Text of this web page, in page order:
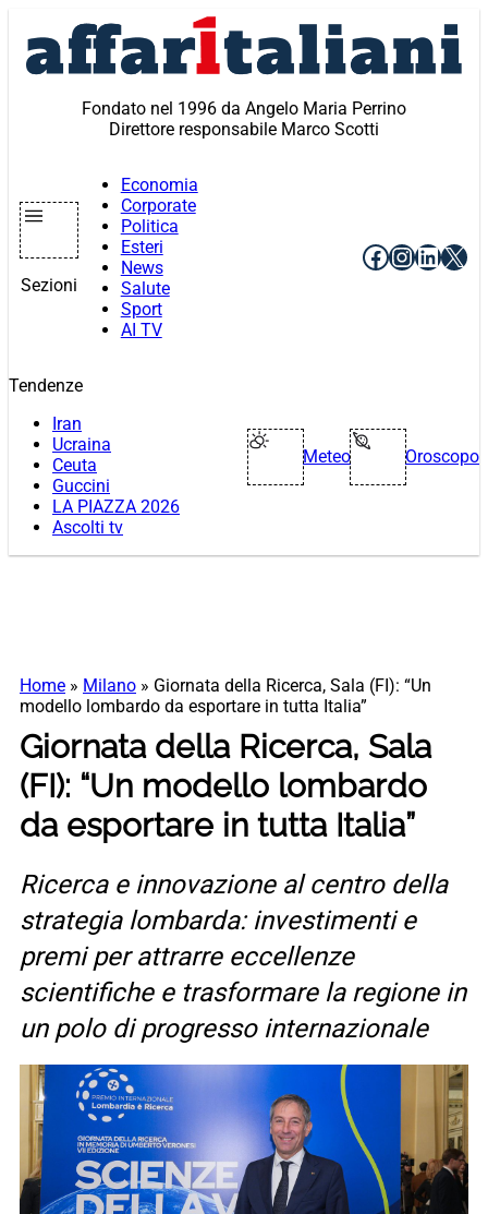
contenuto
Fondato nel 1996 da Angelo Maria Perrino
Direttore responsabile Marco Scotti
Sezioni
Economia
Corporate
Politica
Esteri
News
Salute
Sport
AI TV
Facebook
X
Tendenze
Iran
Ucraina
Ceuta
Guccini
LA PIAZZA 2026
Ascolti tv
Meteo Oroscopo
Home » Milano » Giornata della Ricerca, Sala (FI): “Un
modello lombardo da esportare in tutta Italia”
Giornata della Ricerca, Sala
(FI): “Un modello lombardo
da esportare in tutta Italia”
Ricerca e innovazione al centro della
strategia lombarda: investimenti e
premi per attrarre eccellenze
scientifiche e trasformare la regione in
un polo di progresso internazionale